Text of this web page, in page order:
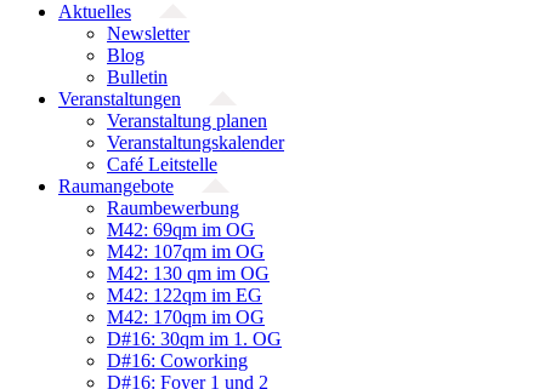
Aktuelles
Newsletter
Blog
Bulletin
Veranstaltungen
Veranstaltung planen
Veranstaltungskalender
Café Leitstelle
Raumangebote
Raumbewerbung
M42: 69qm im OG
M42: 107qm im OG
M42: 130 qm im OG
M42: 122qm im EG
M42: 170qm im OG
D#16: 30qm im 1. OG
D#16: Coworking
D#16: Foyer 1 und 2